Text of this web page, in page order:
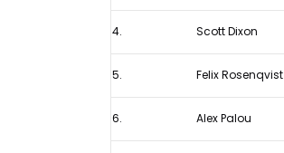
meerdere
straffen
4. Scott Dixon
5. Felix Rosenqvist
6. Alex Palou